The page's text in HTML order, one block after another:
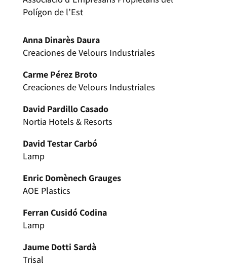
Polígon de l’Est
Anna Dinarès Daura
Creaciones de Velours Industriales
Carme Pérez Broto
Creaciones de Velours Industriales
David Pardillo Casado
Nortia Hotels & Resorts
David Testar Carbó
Lamp
Enric Domènech Grauges
AOE Plastics
Ferran Cusidó Codina
Lamp
Jaume Dotti Sardà
Trisal